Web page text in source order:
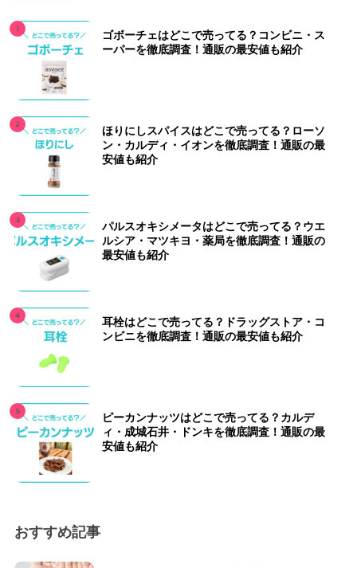
ゴボーチェはどこで売ってる？コンビニ・ス
ーパーを徹底調査！通販の最安値も紹介
ほりにしスパイスはどこで売ってる？ローソ
ン・カルディ・イオンを徹底調査！通販の最
安値も紹介
パルスオキシメータはどこで売ってる？ウエ
ルシア・マツキヨ・薬局を徹底調査！通販の
最安値も紹介
耳栓はどこで売ってる？ドラッグストア・コ
ンビニを徹底調査！通販の最安値も紹介
ピーカンナッツはどこで売ってる？カルデ
ィ・成城石井・ドンキを徹底調査！通販の最
安値も紹介
おすすめ記事